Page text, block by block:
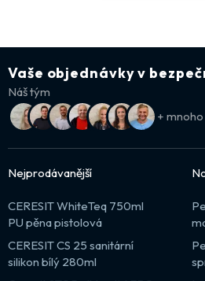
Vaše objednávky v
Náš tým
+ mnoho
Nejprodávanější
CERESIT WhiteTeq 750ml
PU pěna pistolová
CERESIT CS 25 sanitární
silikon bílý 280ml